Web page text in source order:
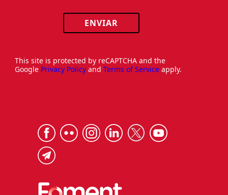
ENVIAR
This site is protected by reCAPTCHA and the
Google Privacy Policy and Terms of Service apply.